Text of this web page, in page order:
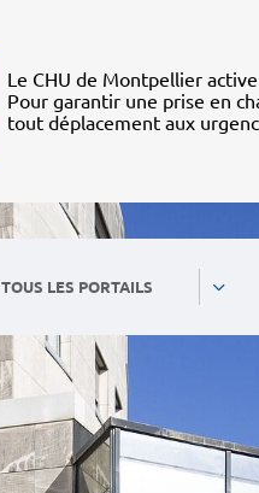
Le CHU de Montpellier
Pour garantir une prise en
tout déplacement aux
TOUS LES PORTAILS